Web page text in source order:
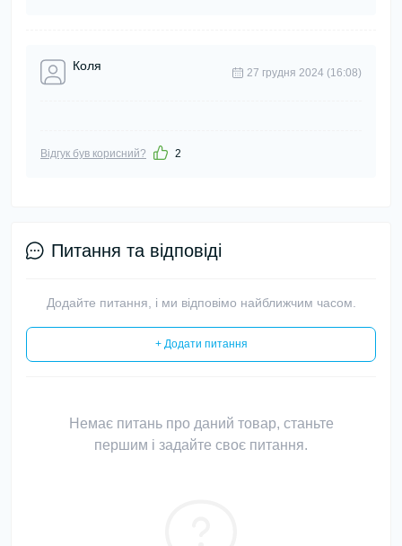
Коля 27 грудня 2024 (16:08)
Відгук був корисний? 2
Питання та відповіді
Додайте питання, і ми відповімо найближчим часом.
+ Додати питання
Немає питань про даний товар, станьте
першим і задайте своє питання.